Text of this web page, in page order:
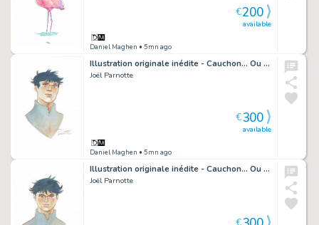
Daniel Maghen • 5mn ago
available
€200
Illustration originale inédite - Cauchon... Ou l'homme qui tua Jeanne d'Arc
Joël Parnotte
Daniel Maghen • 5mn ago
available
€300
Illustration originale inédite - Cauchon... Ou l'homme qui tua Jeanne d'Arc
Joël Parnotte